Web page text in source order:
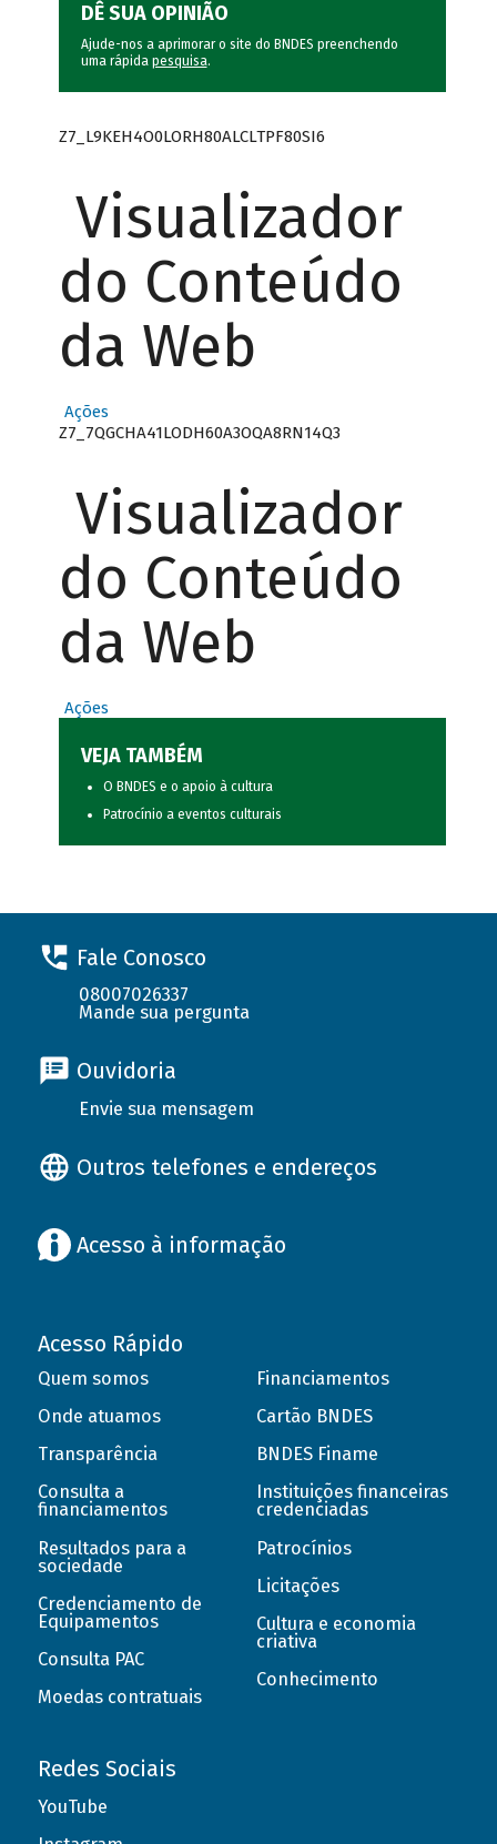
DÊ SUA OPINIÃO
Ajude-nos a aprimorar o site do BNDES preenchendo
uma rápida pesquisa.
Z7_L9KEH4O0LORH80ALCLTPF80SI6
Visualizador
do Conteúdo
da Web
Ações
Z7_7QGCHA41LODH60A3OQA8RN14Q3
Visualizador
do Conteúdo
da Web
Ações
VEJA TAMBÉM
O BNDES e o apoio à cultura
Patrocínio a eventos culturais
Fale Conosco
08007026337
Mande sua pergunta
Ouvidoria
Envie sua mensagem
Outros telefones e endereços
Acesso à informação
Acesso Rápido
Quem somos
Onde atuamos
Transparência
Consulta a
financiamentos
Resultados para a
sociedade
Credenciamento de
Equipamentos
Consulta PAC
Moedas contratuais
Financiamentos
Cartão BNDES
BNDES Finame
Instituições financeiras
credenciadas
Patrocínios
Licitações
Cultura e economia
criativa
Conhecimento
Redes Sociais
YouTube